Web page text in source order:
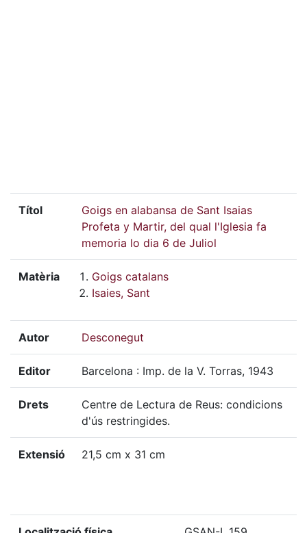
Títol
Goigs en alabansa de Sant Isaias
Profeta y Martir, del qual l'Iglesia fa
memoria lo dia 6 de Juliol
Matèria
Goigs catalans
Isaies, Sant
Autor Desconegut
Editor Barcelona : Imp. de la V. Torras, 1943
Drets
Centre de Lectura de Reus: condicions
d'ús restringides.
Extensió 21,5 cm x 31 cm